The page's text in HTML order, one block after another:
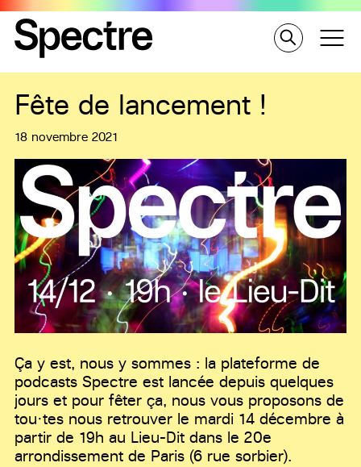
Fête de lancement !
18 novembre 2021
Ça y est, nous y sommes : la plateforme de
podcasts Spectre est lancée depuis quelques
jours et pour fêter ça, nous vous proposons de
tou·tes nous retrouver le mardi 14 décembre à
partir de 19h au Lieu-Dit dans le 20e
arrondissement de Paris (6 rue sorbier).